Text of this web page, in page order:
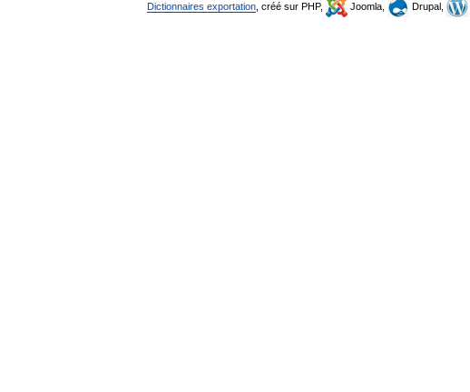
Dictionnaires exportation , créé sur PHP, Joomla, Drupal,